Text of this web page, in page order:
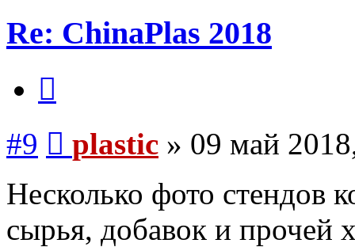
Re: ChinaPlas 2018
#9 plastic » 09 май
Несколько фото стендов
сырья, добавок и прочей